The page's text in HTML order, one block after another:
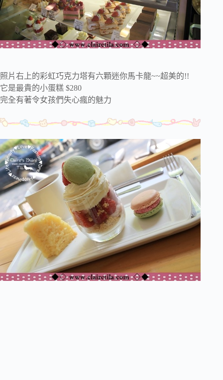
照片右上的彩虹巧克力塔有六顆迷你馬卡龍~~超美的!!
它是最貴的小蛋糕 $280
完全有著令女孩們失心瘋的魅力